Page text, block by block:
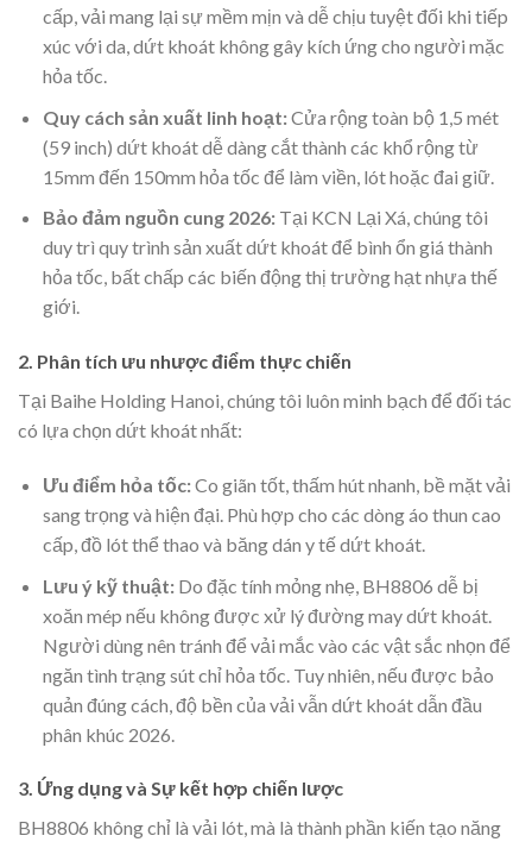
cấp, vải mang lại sự mềm mịn và dễ chịu tuyệt đối khi tiếp
xúc với da, dứt khoát không gây kích ứng cho người mặc
hỏa tốc.
Quy cách sản xuất linh hoạt:Cửa rộng toàn bộ 1,5 mét
(59 inch) dứt khoát dễ dàng cắt thành các khổ rộng từ
15mm đến 150mm hỏa tốc để làm viền, lót hoặc đai giữ.
Bảo đảm nguồn cung 2026:Tại KCN Lại Xá, chúng tôi
duy trì quy trình sản xuất dứt khoát để bình ổn giá thành
hỏa tốc, bất chấp các biến động thị trường hạt nhựa thế
giới.
2. Phân tích ưu nhược điểm thực chiến
Tại Baihe Holding Hanoi, chúng tôi luôn minh bạch để đối tác
có lựa chọn dứt khoát nhất:
Ưu điểm hỏa tốc:Co giãn tốt, thấm hút nhanh, bề mặt vải
sang trọng và hiện đại. Phù hợp cho các dòng áo thun cao
cấp, đồ lót thể thao và băng dán y tế dứt khoát.
Lưu ý kỹ thuật:Do đặc tính mỏng nhẹ, BH8806 dễ bị
xoăn mép nếu không được xử lý đường may dứt khoát.
Người dùng nên tránh để vải mắc vào các vật sắc nhọn để
ngăn tình trạng sút chỉ hỏa tốc. Tuy nhiên, nếu được bảo
quản đúng cách, độ bền của vải vẫn dứt khoát dẫn đầu
phân khúc 2026.
3. Ứng dụng và Sự kết hợp chiến lược
BH8806 không chỉ là vải lót, mà là thành phần kiến tạo năng